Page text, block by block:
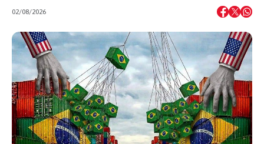
02/08/2026